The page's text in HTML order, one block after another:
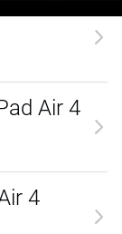
Air 4
4